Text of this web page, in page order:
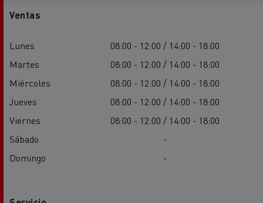
Ventas
Lunes
08:00 - 12:00 / 14:00 - 18:00
Martes
08:00 - 12:00 / 14:00 - 18:00
Miércoles
08:00 - 12:00 / 14:00 - 18:00
Jueves
08:00 - 12:00 / 14:00 - 18:00
Viernes
08:00 - 12:00 / 14:00 - 18:00
Sábado
-
Domingo
-